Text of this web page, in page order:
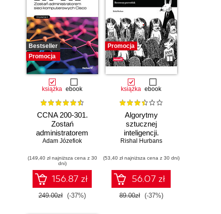
Bestseller
Promocja
książka ebook
CCNA 200-301.
Zostań
administratorem
sieci
Cisco. Wydanie II
Adam Józefiok
(149,40 zł najniższa cena z 30
dni)
156.87 zł
249.00zł (-37%)
Promocja
książka ebook
Algorytmy
sztucznej
inteligencji.
Ilustrowany
Rishal Hurbans
(53,40 zł najniższa cena z 30 dni)
56.07 zł
89.00zł (-37%)